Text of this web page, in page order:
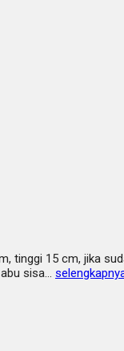
tinggi 15 cm, jika
sisa…